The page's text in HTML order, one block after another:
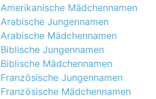
Amerikanische Mädchennamen
Arabische Jungennamen
Arabische Mädchennamen
Biblische Jungennamen
Biblische Mädchennamen
Französische Jungennamen
Französische Mädchennamen